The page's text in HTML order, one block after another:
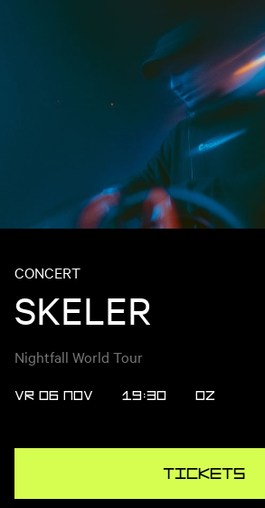
CONCERT
SKELER
Nightfall World Tour
VR 06 NOV 19:30 OZ
Tickets